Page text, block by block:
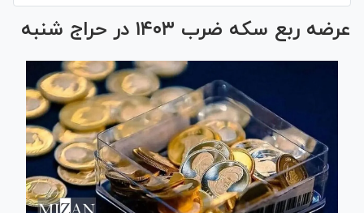
عرضه ربع سکه ضرب ۱۴۰۳ در حراج شنبه